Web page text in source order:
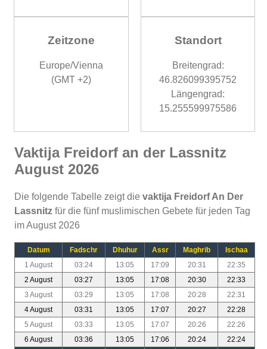
Zeitzone
Europe/Vienna
(GMT +2)
Standort
Breitengrad:
46.826099395752
Längengrad:
15.255599975586
Vaktija Freidorf an der Lassnitz
August 2026
Die folgende Tabelle zeigt die vaktija Freidorf An Der
Lassnitz für die fünf muslimischen Gebete für jeden Tag
im August 2026
Datum Fadschr Dhuhur Assr Maghrib
Ischaa
1 August
03:24 13:05 17:09 20:31
22:35
2 August
03:27 13:05 17:08 20:30
22:33
3 August
03:29 13:05 17:08 20:28
22:31
4 August
03:31 13:05 17:07 20:27
22:28
5 August
03:33 13:05 17:07 20:26
22:26
6 August
03:36 13:05 17:06 20:24
22:24